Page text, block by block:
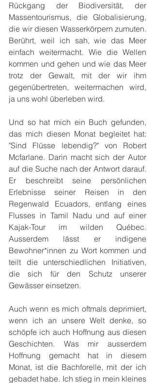
Rückgang der Biodiversität, der
Massentourismus, die Globalisierung,
die wir diesen Wasserkörpern zumuten.
Berührt, weil ich sah, wie das Meer
einfach weitermacht. Wie die Wellen
kommen und gehen und wie das Meer
trotz der Gewalt, mit der wir ihm
gegenübertreten, weitermachen wird,
ja uns wohl überleben wird.
Und so hat mich ein Buch gefunden,
das mich diesen Monat begleitet hat:
"Sind Flüsse lebendig?" von Robert
Mcfarlane. Darin macht sich der Autor
auf die Suche nach der Antwort darauf.
Er beschreibt seine persönlichen
Erlebnisse seiner Reisen in den
Regenwald Ecuadors, entlang eines
Flusses in Tamil Nadu und auf einer
Kajak-Tour im wilden Québec.
Ausserdem lässt er indigene
Bewohner*innen zu Wort kommen und
teilt die unterschiedlichen Initiativen,
die sich für den Schutz unserer
Gewässer einsetzen.
Auch wenn es mich oftmals deprimiert,
wenn ich an unsere Welt denke, so
schöpfe ich auch Hoffnung aus diesen
Geschichten. Was mir ausserdem
Hoffnung gemacht hat in diesem
Monat, ist die Bachforelle, mit der ich
gebadet habe. Ich stieg in mein kleines